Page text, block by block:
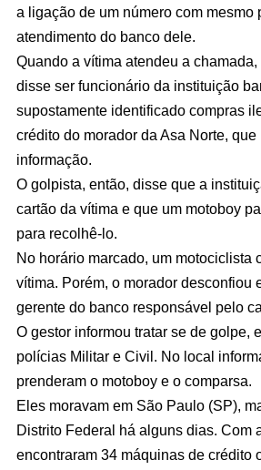
a ligação de um número com mesmo
atendimento do banco dele.
Quando a vítima atendeu a
disse ser funcionário da instituição
supostamente identificado compras
crédito do morador da Asa Norte, que
informação.
O golpista, então, disse que a
cartão da vítima e que um motoboy
para recolhê-lo.
No horário marcado, um motociclista
vítima. Porém, o morador desconfiou
gerente do banco responsável pelo
O gestor informou tratar se de golpe,
polícias Militar e Civil. No local
prenderam o motoboy e o comparsa.
Eles moravam em São Paulo (SP),
Distrito Federal há alguns dias. Com
encontraram 34 máquinas de crédito